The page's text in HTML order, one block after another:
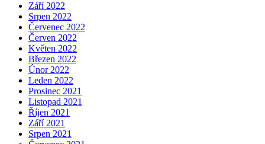
Září 2022
Srpen 2022
Červenec 2022
Červen 2022
Květen 2022
Březen 2022
Únor 2022
Leden 2022
Prosinec 2021
Listopad 2021
Říjen 2021
Září 2021
Srpen 2021